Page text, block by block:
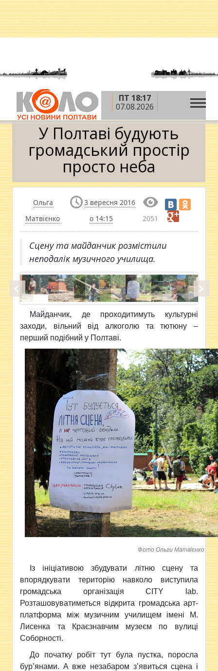
ПТ 18:17
07.08.2026
Головна » Новини » Суспільство
У Полтаві
будують громадський простір просто неба
У Полтаві будують
громадський простір
просто неба
Ольга
Матвієнко
3 вересня 2016
о 14:15
2051
​Сцену та майданчик розмістили
неподалік музичного училища.
Майданчик, де проходитимуть культурні
заходи, вільний від алкоголю та тютюну –
перший подібний у Полтаві.
Фото Ольги Матвієнко
Із ініціативою збудувати літню сцену та
впорядкувати територію навколо виступила
громадська організація CITY lab.
Розташовуватиметься відкрита громадська арт-
платформа між музичним училищем імені М.
Лисенка та Краєзнавчим музеєм по вулиці
Соборності.
До початку робіт тут була пустка, поросла
бур’янами. А вже незабаром з’явиться сцена і